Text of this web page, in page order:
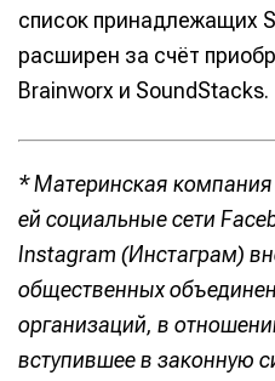
список принадлежащих
расширен за счёт
Brainworx и SoundStacks.
* Материнская
ей социальные сети
Instagram (Инстаграм)
общественных
организаций, в
вступившее в законную